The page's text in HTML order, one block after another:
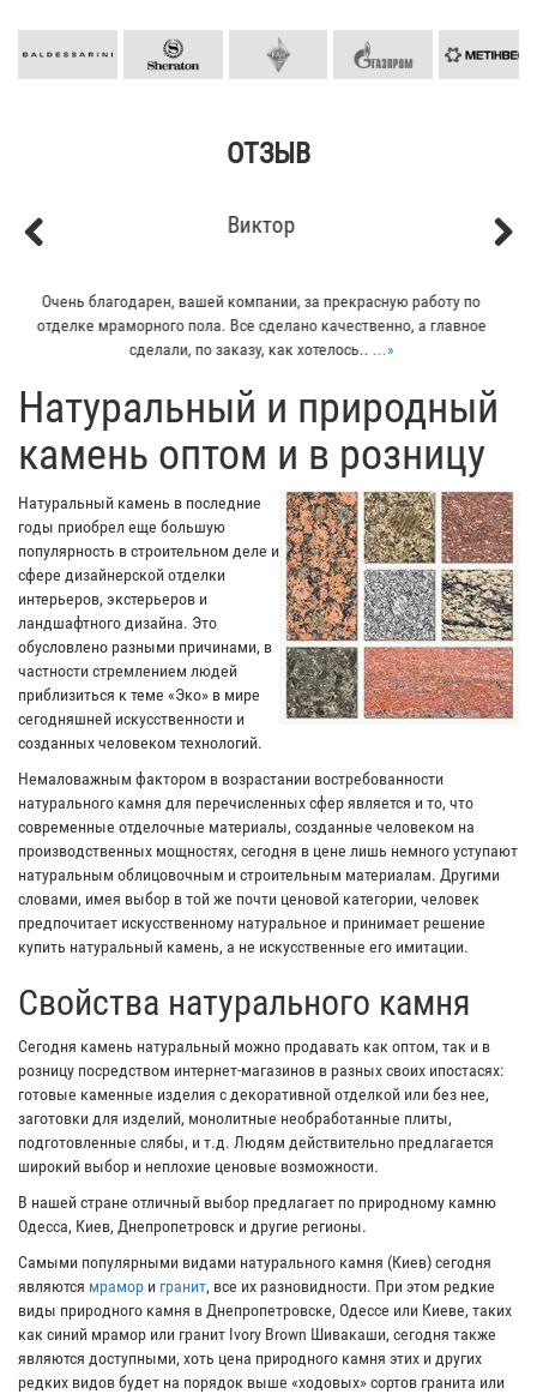
ОТЗЫВ
Кирилл
Мой отец заказывал плитку из гранита для своего дома. Больше
всего понравилось - индивидуальный подход к клиенту. Отец
остался очень доволен......»
​Натуральный и природный
камень оптом и в розницу
Натуральный камень в последние
годы приобрел еще большую
популярность в строительном деле и
сфере дизайнерской отделки
интерьеров, экстерьеров и
ландшафтного дизайна. Это
обусловлено разными причинами, в
частности стремлением людей
приблизиться к теме «Эко» в мире
сегодняшней искусственности и
созданных человеком технологий.
Немаловажным фактором в возрастании востребованности
натурального камня для перечисленных сфер является и то, что
современные отделочные материалы, созданные человеком на
производственных мощностях, сегодня в цене лишь немного уступают
натуральным облицовочным и строительным материалам. Другими
словами, имея выбор в той же почти ценовой категории, человек
предпочитает искусственному натуральное и принимает решение
купить натуральный камень, а не искусственные его имитации.
Свойства натурального камня
Сегодня камень натуральный можно продавать как оптом, так и в
розницу посредством интернет-магазинов в разных своих ипостасях:
готовые каменные изделия с декоративной отделкой или без нее,
заготовки для изделий, монолитные необработанные плиты,
подготовленные слябы, и т.д. Людям действительно предлагается
широкий выбор и неплохие ценовые возможности.
В нашей стране отличный выбор предлагает по природному камню
Одесса, Киев, Днепропетровск и другие регионы.
Самыми популярными видами натурального камня (Киев) сегодня
являются мрамор и гранит, все их разновидности. При этом редкие
виды природного камня в Днепропетровске, Одессе или Киеве, таких
как синий мрамор или гранит Ivory Brown Шивакаши, сегодня также
являются доступными, хоть цена природного камня этих и других
редких видов будет на порядок выше «ходовых» сортов гранита или